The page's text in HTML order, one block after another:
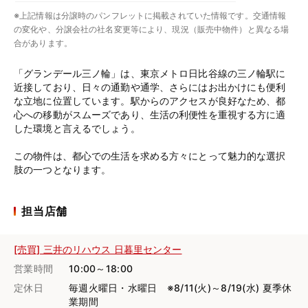
※上記情報は分譲時のパンフレットに掲載されていた情報です。交通情報
の変化や、分譲会社の社名変更等により、現況（販売中物件）と異なる場
合があります。
「グランデール三ノ輪」は、東京メトロ日比谷線の三ノ輪駅に
近接しており、日々の通勤や通学、さらにはお出かけにも便利
な立地に位置しています。駅からのアクセスが良好なため、都
心への移動がスムーズであり、生活の利便性を重視する方に適
した環境と言えるでしょう。
この物件は、都心での生活を求める方々にとって魅力的な選択
肢の一つとなります。
担当店舗
[売買] 三井のリハウス 日暮里センター
営業時間
10:00～18:00
定休日
毎週火曜日・水曜日 ※8/11(火)～8/19(水) 夏季休
業期間